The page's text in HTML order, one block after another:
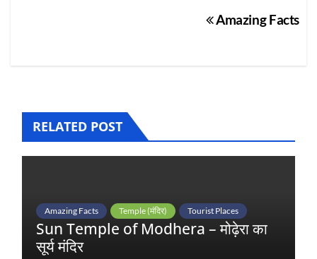
Amazing Facts
RELATED POST
Amazing Facts Temple (मंदिर) Tourist Places
Sun Temple of Modhera – मोढ़ेरा का
सूर्य मंदिर